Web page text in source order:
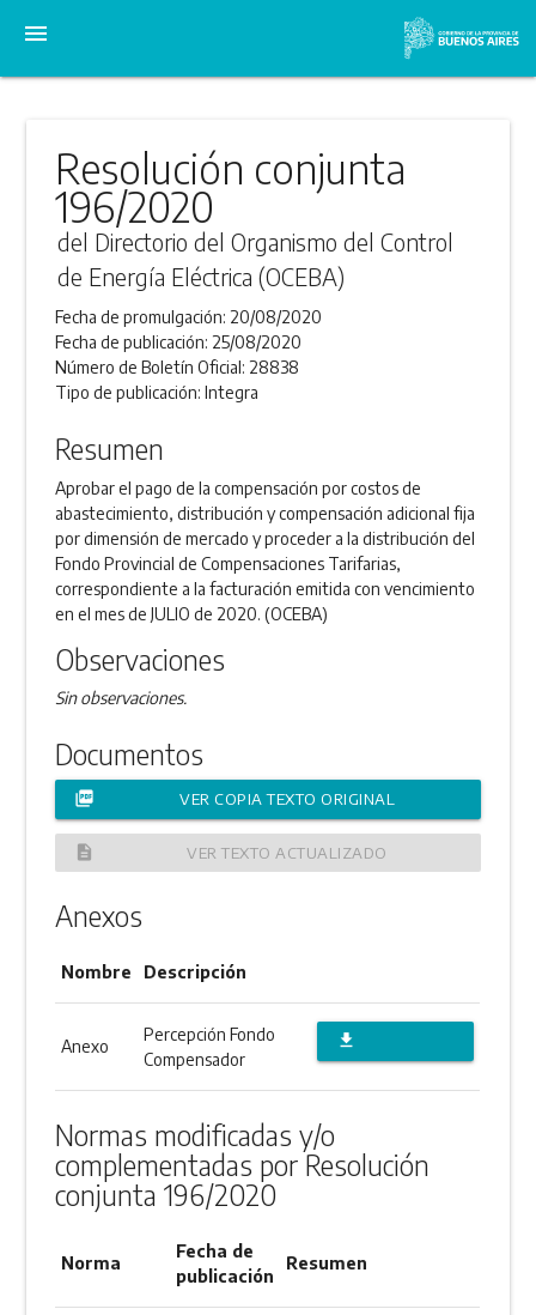
menu
Resolución conjunta
196/2020
del Directorio del Organismo del Control
de Energía Eléctrica (OCEBA)
Fecha de promulgación: 20/08/2020
Fecha de publicación: 25/08/2020
Número de Boletín Oficial: 28838
Tipo de publicación:Integra
Resumen
Aprobar el pago de la compensación por costos de
abastecimiento, distribución y compensación adicional fija
por dimensión de mercado y proceder a la distribución del
Fondo Provincial de Compensaciones Tarifarias,
correspondiente a la facturación emitida con vencimiento
en el mes de JULIO de 2020. (OCEBA)
Observaciones
Sin observaciones.
Documentos
picture_as_pdf VER COPIA TEXTO ORIGINAL
description VER TEXTO ACTUALIZADO
Anexos
Nombre Descripción
Anexo
Percepción Fondo
Compensador
file_download
Normas modificadas y/o
complementadas por Resolución
conjunta 196/2020
Norma
Fecha de
publicación
Resumen